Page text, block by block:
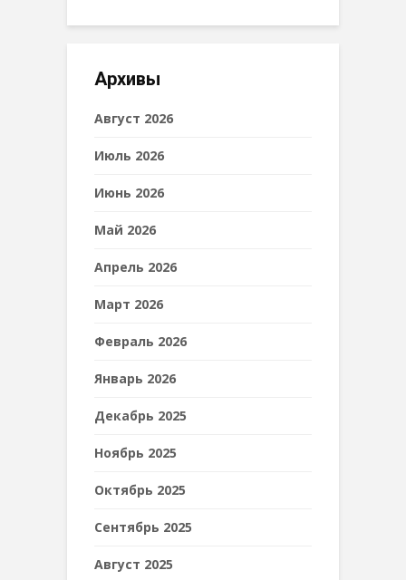
Архивы
Август 2026
Июль 2026
Июнь 2026
Май 2026
Апрель 2026
Март 2026
Февраль 2026
Январь 2026
Декабрь 2025
Ноябрь 2025
Октябрь 2025
Сентябрь 2025
Август 2025